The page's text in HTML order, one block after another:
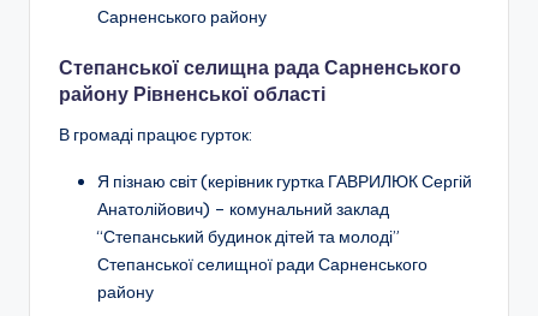
Сарненського району
Степанської селищна рада Сарненського
району Рівненської області
В громаді працює гурток:
Я пізнаю світ(керівник гуртка ГАВРИЛЮК Сергій
Анатолійович) – комунальний заклад
“Степанський будинок дітей та молоді”
Степанської селищної ради Сарненського
району